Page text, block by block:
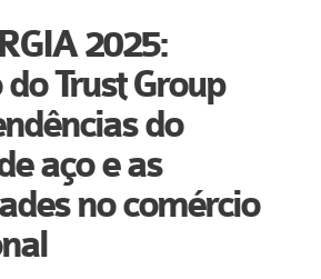
2025:
Trust Group
do
aço e as
no comércio